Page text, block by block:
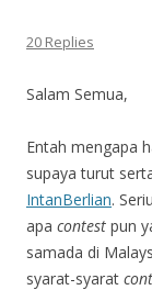
20 Replies
Salam Semua,
Entah mengapa
supaya turut
IntanBerlian.
apa contest pun
samada di
syarat-syarat